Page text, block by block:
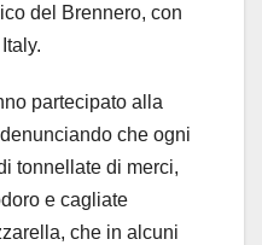
del Brennero, con
partecipato alla
che ogni
tonnellate di merci,
e cagliate
che in alcuni